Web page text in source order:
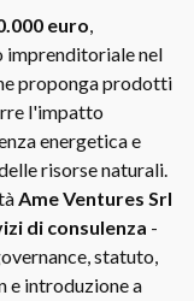
euro,
nel
proponga prodotti
l'impatto
energetica e
risorse naturali.
Ame Ventures Srl
di consulenza -
statuto,
e introduzione a